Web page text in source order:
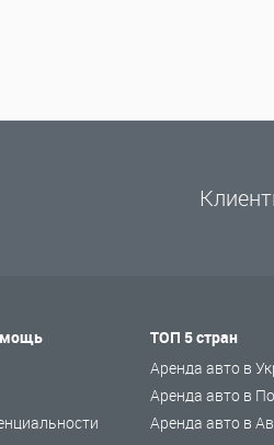
ТОП 5 стран
Аренда авто в
Аренда авто в
Аренда авто в